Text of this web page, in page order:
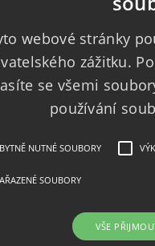
webové stránky
zážitku.
se všemi
používání
NUTNÉ SOUBORY
SOUBORY
VŠE